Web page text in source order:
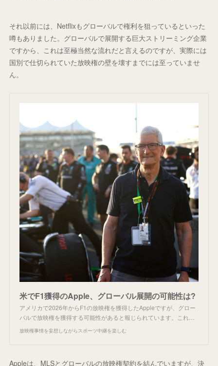
それ以前には、Netflixもグローバルで権利を狙っているといった
噂もありました。グローバルで展開する巨大ストリーミング企業
ですから、これは至極当然な流れだと言えるのですが、実際には
国別で仕切られていた放映権の壁を壊すまでには至っていませ
ん。
米でF1獲得のApple、グローバル展開の可能性は?
アメリカで2026年からF1の放映権を獲得したAppleですが、グロー
バルで放映権を獲得する可能性があると報じられています。これ…
放映権事情を妄想しながらスポーツ中継を楽しむ
Appleは、MLSとグローバルの放映権契約を結んでいますが、決